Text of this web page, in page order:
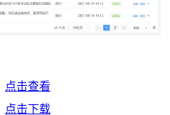
点击查看
点击下载